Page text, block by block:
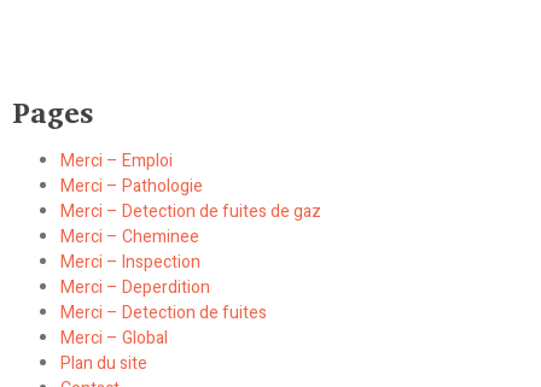
Pages
Merci – Emploi
Merci – Pathologie
Merci – Detection de fuites de gaz
Merci – Cheminee
Merci – Inspection
Merci – Deperdition
Merci – Detection de fuites
Merci – Global
Plan du site